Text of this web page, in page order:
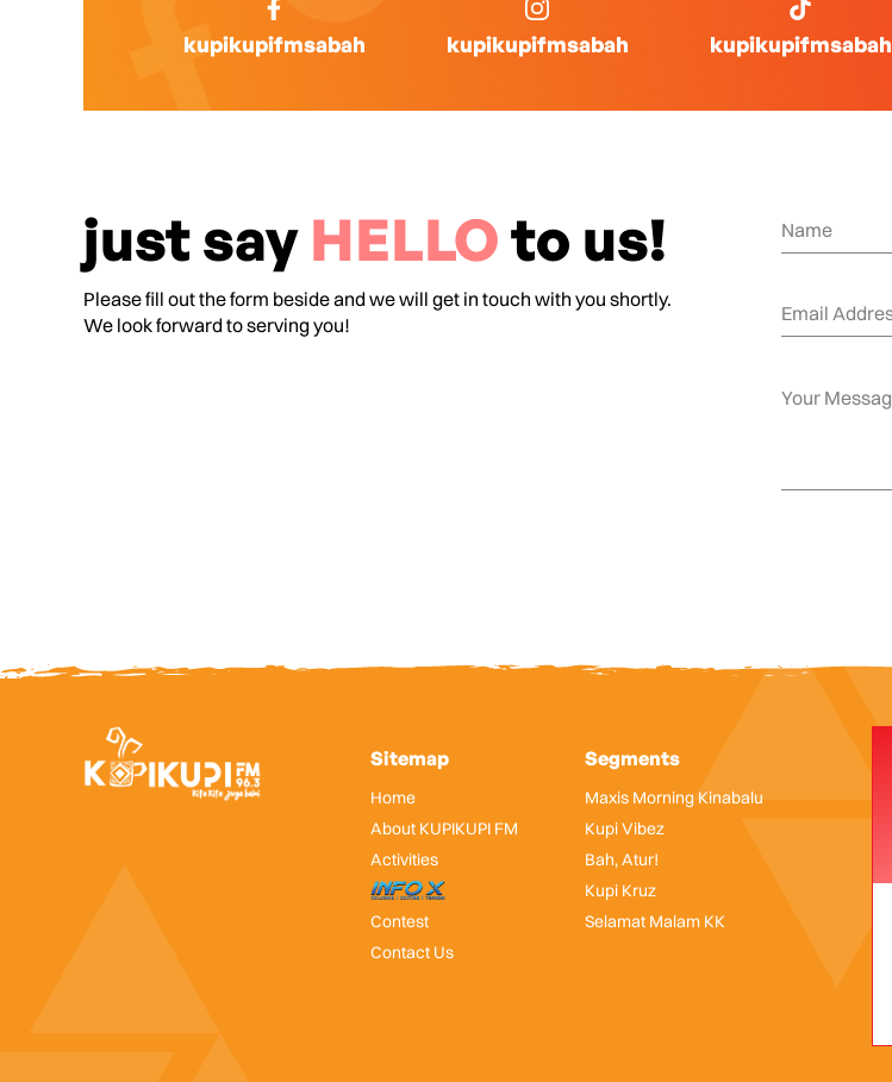
kupikupifmsabah kupikupifmsabah kupikupifmsabah
just say HELLOto us!
Please fill out the form beside and we will get in touch with you shortly.
We look forward to serving you!
Sitemap
Home
About KUPIKUPI FM
Activities
InfoX
Contest
Contact Us
Segments
Maxis Morning Kinabalu
Kupi Vibez
Bah, Atur!
Kupi Kruz
Selamat Malam KK